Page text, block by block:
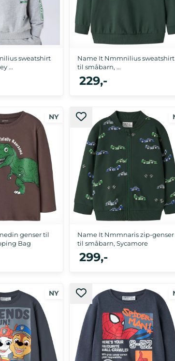
sweatshirt
...
110, 116
Name It Nmmnilius sweatshirt
til småbarn, ...
92, 98, 104, 110, 116
229,-
genser til
Bag
110, 116
Name It Nmmnaris zip-genser
til småbarn, Sycamore
92, 98, 104, 110, 116
299,-